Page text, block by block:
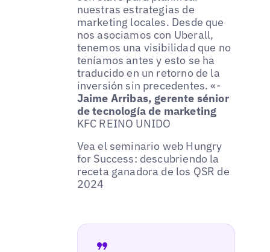
nuestras estrategias de
marketing locales. Desde que
nos asociamos con Uberall,
tenemos una visibilidad que no
teníamos antes y esto se ha
traducido en un retorno de la
inversión sin precedentes. «-
Jaime Arribas, gerente sénior
de tecnología de marketing
KFC REINO UNIDO
Vea el seminario web Hungry
for Success: descubriendo la
receta ganadora de los QSR de
2024